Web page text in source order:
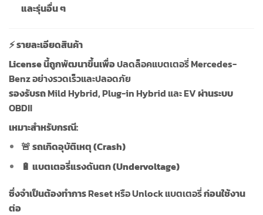
และรุ่นอื่น ๆ
⚡ รายละเอียดสินค้า
License นี้ถูกพัฒนาขึ้นเพื่อปลดล็อคแบตเตอรี่ Mercedes-
Benz อย่างรวดเร็วและปลอดภัย
รองรับรถMild Hybrid, Plug-in Hybrid และ EVผ่านระบบ
OBDII
เหมาะสำหรับกรณี:
🚨 รถเกิดอุบัติเหตุ (Crash)
🔋 แบตเตอรี่แรงดันตก (Undervoltage)
ซึ่งจำเป็นต้องทำการReset หรือ Unlock แบตเตอรี่ก่อนใช้งาน
ต่อ